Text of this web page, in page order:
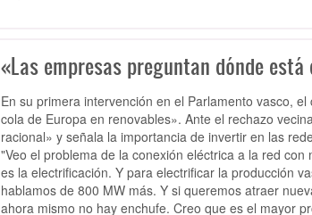
«Las empresas preguntan dónde
En su primera intervención en el Parlamento vasco,
cola de Europa en renovables». Ante el rechazo
racional» y señala la importancia de invertir en las
"Veo el problema de la conexión eléctrica a la red
es la electrificación. Y para electrificar la producción
hablamos de 800 MW más. Y si queremos atraer
ahora mismo no hay enchufe. Creo que es el mayor